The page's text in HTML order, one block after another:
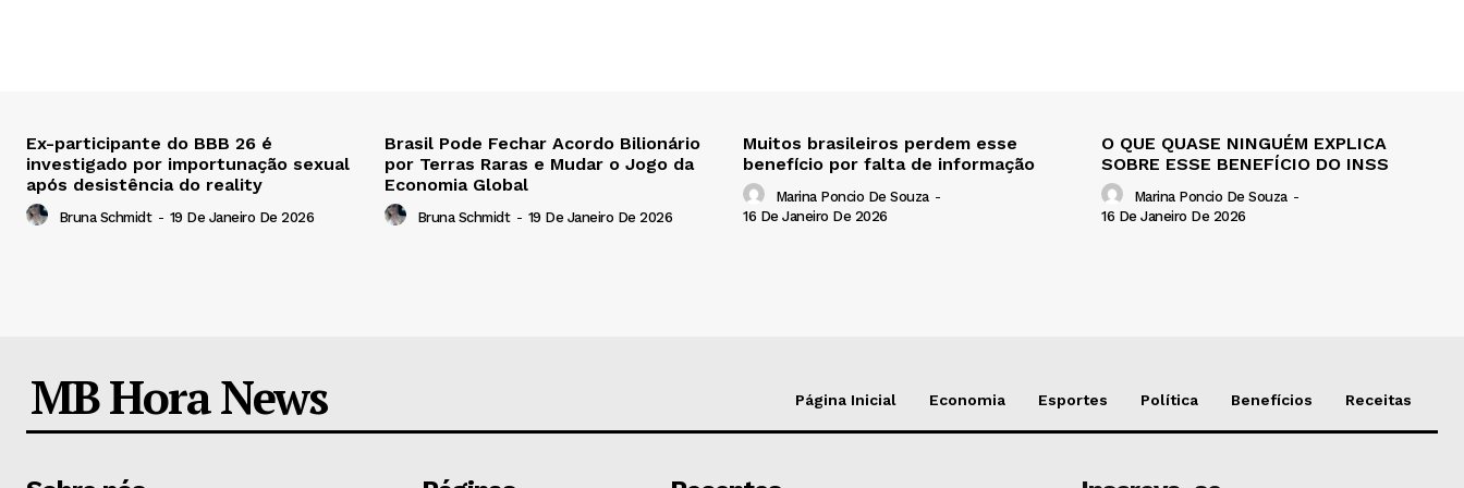
Ex-participante do BBB 26 é
investigado por importunação sexual
após desistência do reality
Bruna Schmidt - 19 De Janeiro De 2026
Brasil Pode Fechar Acordo Bilionário
por Terras Raras e Mudar o Jogo da
Economia Global
Bruna Schmidt - 19 De Janeiro De 2026
Muitos brasileiros perdem esse
benefício por falta de informação
Marina Poncio De Souza -
16 De Janeiro De 2026
O QUE QUASE NINGUÉM EXPLICA
SOBRE ESSE BENEFÍCIO DO INSS
Marina Poncio De Souza -
16 De Janeiro De 2026
MB Hora News Página Inicial Economia Esportes Política Benefícios Receitas